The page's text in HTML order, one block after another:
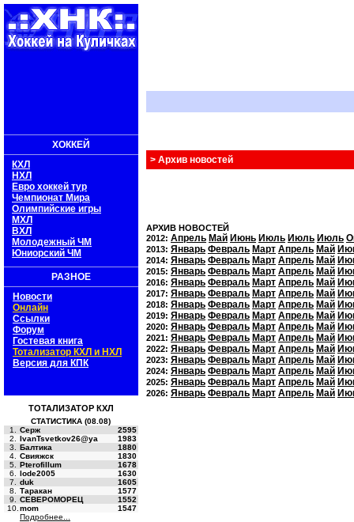
ХОККЕЙ
КХЛ
НХЛ
Евро хоккей тур
Чемпионат Мира
Олимпийские игры
МХЛ
ВХЛ
Молодежный ЧМ
Юниорский ЧМ
РАЗНОЕ
Новости
Онлайн
Ссылки
Форум
Гостевая книга
Тотализатор КХЛ и НХЛ
Версия для КПК
ТОТАЛИЗАТОР КХЛ
СТАТИСТИКА (08.08)
1.
Серж
2595
2.
IvanTsvetkov26@ya
1983
3.
Балтика
1880
4.
Свияжск
1830
5.
Pterofillum
1678
6.
lode2005
1630
7.
duk
1605
8.
Таракан
1577
9.
СЕВЕРОМОРЕЦ
1552
10. mom
1547
Подробнее...
> Архив новостей
АРХИВ НОВОСТЕЙ
2012: Апрель Май Июнь Июль Июль Июль
2013: Январь Февраль Март Апрель Май
2014: Январь Февраль Март Апрель Май
2015: Январь Февраль Март Апрель Май
2016: Январь Февраль Март Апрель Май
2017: Январь Февраль Март Апрель Май
2018: Январь Февраль Март Апрель Май
2019: Январь Февраль Март Апрель Май
2020: Январь Февраль Март Апрель Май
2021: Январь Февраль Март Апрель Май
2022: Январь Февраль Март Апрель Май
2023: Январь Февраль Март Апрель Май
2024: Январь Февраль Март Апрель Май
2025: Январь Февраль Март Апрель Май
2026: Январь Февраль Март Апрель Май